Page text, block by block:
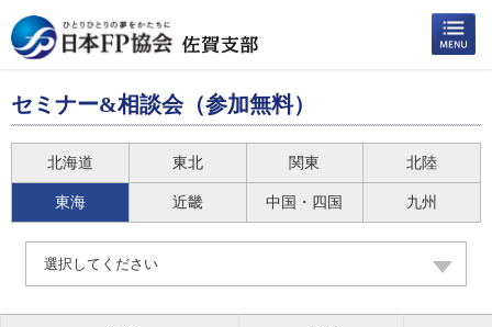
セミナー&相談会（参加無料）
北海道 東北 関東 北陸
東海 近畿 中国・四国 九州
選択してください